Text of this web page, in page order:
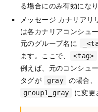
る場合にのみ有効になり
メッセージ カナリアリ
は各カナリアコンシュ
元のグループ名に
ます。ここで、
<tag>
例えば、元のコンシュ
タグが
gray の場合
group1_gray に変更